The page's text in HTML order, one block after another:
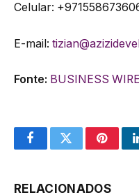
Celular:
E-mail:
Fonte: BUSINESS WIRE
FacebookTwitter
RELACIONADOS